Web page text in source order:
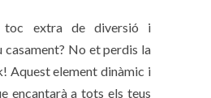
toc extra de diversió i
No et perdis la
Aquest element dinàmic i
encantarà a tots els teus